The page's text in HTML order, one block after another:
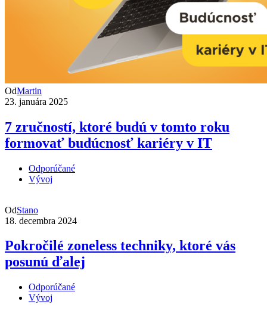
OdMartin
23. januára 2025
7 zručností, ktoré budú v tomto roku
formovať budúcnosť kariéry v IT
Odporúčané
Vývoj
OdStano
18. decembra 2024
Pokročilé zoneless techniky, ktoré vás
posunú ďalej
Odporúčané
Vývoj